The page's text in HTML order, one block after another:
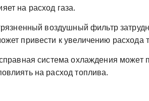
на расход газа.
воздушный фильтр
привести к увеличению расхода
система охлаждения может
на расход топлива.